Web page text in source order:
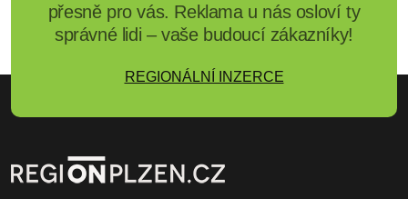
přesně pro vás. Reklama u nás osloví ty
správné lidi – vaše budoucí zákazníky!
REGIONÁLNÍ INZERCE